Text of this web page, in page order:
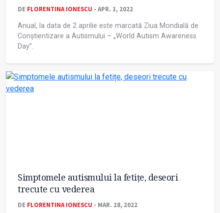
DE FLORENTINA IONESCU - APR. 1, 2022
Anual, la data de 2 aprilie este marcată Ziua Mondială de
Conștientizare a Autismului – „World Autism Awareness
Day”.
Simptomele autismului la fetițe, deseori
trecute cu vederea
DE FLORENTINA IONESCU - MAR. 28, 2022